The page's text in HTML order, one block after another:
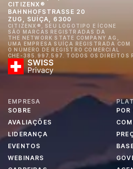
CITIZENX®
BAHNHOFSTRASSE 20
ZUG, SUÍÇA, 6300
CITIZENX®, SEU LOGOTIPO E ÍCONE
SÃO MARCAS REGISTRADAS DA
THE NETWORK STATE COMPANY AG,
UMA EMPRESA SUÍÇA REGISTRADA COM
O NÚMERO DE REGISTRO COMERCIAL
CHE-385.997.597. TODOS OS DIREITOS
EMPRESA
SOBRE
AVALIAÇÕES
LIDERANÇA
EVENTOS
WEBINARS
POR